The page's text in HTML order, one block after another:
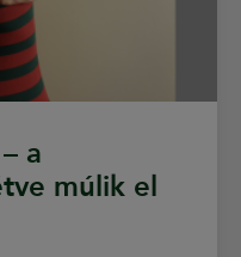
a
múlik el